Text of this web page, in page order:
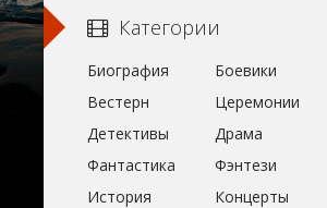
Категории
Биография
Боевики
Вестерн
Церемонии
Детективы
Драма
Фантастика
Фэнтези
История
Концерты